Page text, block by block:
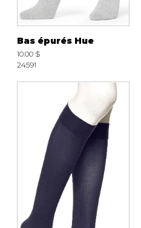
Bas épurés Hue
10.00 $
24591